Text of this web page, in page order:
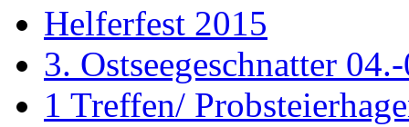
Helferfest 2015
3. Ostseegeschnatter
1 Treffen/